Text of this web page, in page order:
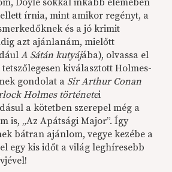
írnia, mint amikor regényt, a
és a jó krimit
azt ajánlanám, mielőtt
A Sátán kutyájába), olvassa el
kiválasztott Holmes-
gondolat a Sir Arthur Conan
Holmes történetei
a kötetben szerepel még a
is, „Az Apátsági Major”. Így
bátran ajánlom, vegye kezébe a
egy kis időt a világ leghíresebb